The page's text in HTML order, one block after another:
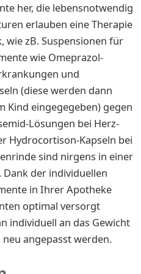
her, die lebensnotwendig
erlauben eine Therapie
wie zB. Suspensionen für
wie Omeprazol-
und
(diese werden dann
Kind eingegegeben) gegen
Lösungen bei Herz-
Hydrocortison-Kapseln bei
sind nirgens in einer
der individuellen
in Ihrer Apotheke
optimal versorgt
individuell an das Gewicht
angepasst werden.